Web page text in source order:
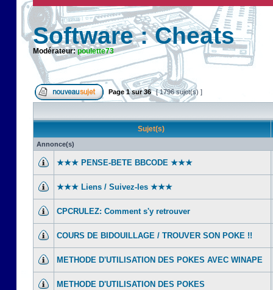
Software : Cheats
Modérateur:poulette73
Page1sur36 [ 1796 sujet(s) ]
Sujet(s)
Annonce(s)
★★★ PENSE-BETE BBCODE ★★★
★★★ Liens / Suivez-les ★★★
CPCRULEZ: Comment s'y retrouver‎
COURS DE BIDOUILLAGE / TROUVER SON POKE !!
METHODE D'UTILISATION DES POKES AVEC WINAPE
METHODE D'UTILISATION DES POKES